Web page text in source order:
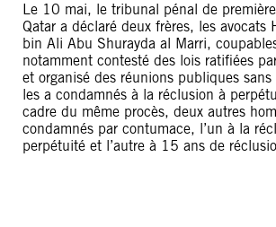
Le 10 mai, le tribunal pénal de
Qatar a déclaré deux frères, les avocats
bin Ali Abu Shurayda al Marri,
notamment contesté des lois ratifiées
et organisé des réunions publiques
les a condamnés à la réclusion à
cadre du même procès, deux autres
condamnés par contumace, l’un à la
perpétuité et l’autre à 15 ans de